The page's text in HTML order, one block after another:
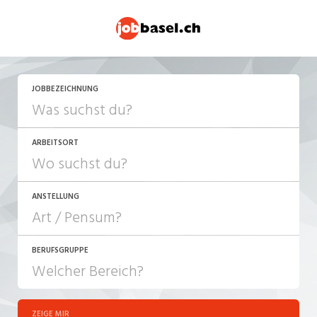
JOBBEZEICHNUNG
ARBEITSORT
ANSTELLUNG
JOB-TYP
Festanstellung
BERUFSGRUPPE
ZEIGE MIR